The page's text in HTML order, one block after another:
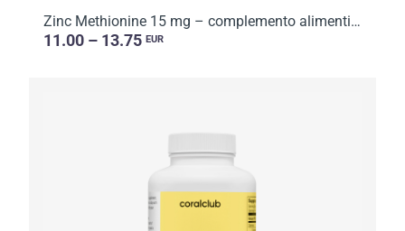
Zinc Methionine 15 mg – complemento alimenticio. Peso neto: 31,5 g.
11.00 – 13.75 EUR